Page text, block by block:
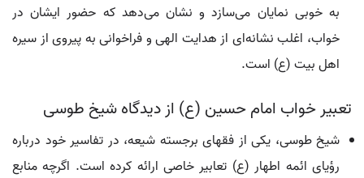
به خوبی نمایان می‌سازد و نشان می‌دهد که حضور ایشان در
خواب، اغلب نشانه‌ای از هدایت الهی و فراخوانی به پیروی از سیره
اهل بیت (ع) است.
تعبیر خواب امام حسین (ع) از دیدگاه شیخ طوسی
شیخ طوسی، یکی از فقهای برجسته شیعه، در تفاسیر خود درباره
رؤیای ائمه اطهار (ع) تعابیر خاصی ارائه کرده است. اگرچه منابع